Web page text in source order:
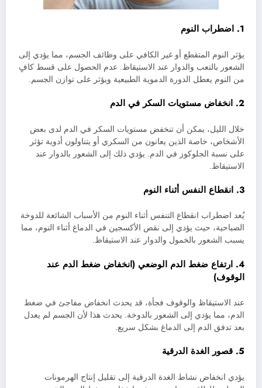
1. اضطراب النوم
يؤثر النوم المتقطع أو غير الكافي على وظائف الجسم، مما يؤدي إلى
الشعور بالتعب والدوار عند الاستيقاظ. عدم الحصول على قسط كافٍ
من النوم يعطل الدورة الدموية الطبيعية ويؤثر على توازن الجسم.
2. انخفاض مستويات السكر في الدم
خلال الليل، يمكن أن تنخفض مستويات السكر في الدم لدى بعض
الأشخاص، خاصة الذين يعانون من السكري أو يتناولون أدوية تؤثر
على نسبة الجلوكوز في الدم. يؤدي ذلك إلى الشعور بالدوار عند
الاستيقاظ.
3. انقطاع النفس أثناء النوم
يُعد اضطراب انقطاع التنفس أثناء النوم من الأسباب الشائعة للدوخة
الصباحية، حيث يؤدي إلى نقص الأكسجين في الدماغ أثناء النوم، مما
يسبب الشعور بالخمول والدوار عند الاستيقاظ.
4. ارتفاع ضغط الدم الوضعي (انخفاض ضغط الدم عند
الوقوف)
عند الاستيقاظ والوقوف فجأة، قد يحدث انخفاض مفاجئ في ضغط
الدم، مما يؤدي إلى الشعور بالدوخة. يحدث هذا لأن الجسم لم يعدل
بعد تدفق الدم إلى الدماغ بشكل سريع.
5. قصور الغدة الدرقية
يؤدي انخفاض نشاط الغدة الدرقية إلى تقليل إنتاج الهرمونات